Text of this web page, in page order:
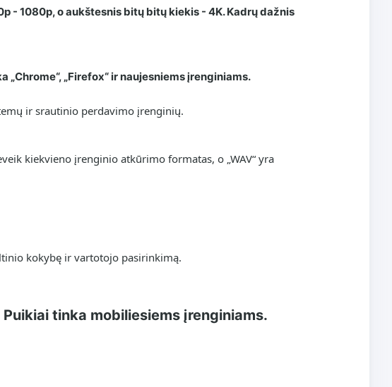
- 1080p, o aukštesnis bitų bitų kiekis - 4K. Kadrų dažnis
„Firefox“ ir naujesniems įrenginiams.
ir srautinio perdavimo įrenginių.
kiekvieno įrenginio atkūrimo formatas, o „WAV“ yra
kokybę ir vartotojo pasirinkimą.
tinka mobiliesiems įrenginiams.